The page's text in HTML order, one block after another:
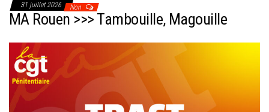
31 juillet 2026 Non
MA Rouen >>> Tambouille, Magouille